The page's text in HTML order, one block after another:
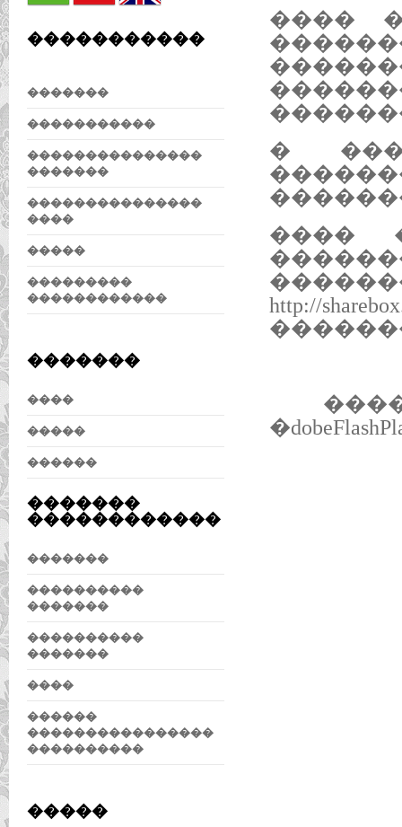
����
�
����
http://
�����������
�������
�����������
���������������
�������
���������������
����
�����
���������
������������
�������
����
�����
������
�������
������������
�������
����������
�������
����������
�������
����
������
����������������
����������
�����